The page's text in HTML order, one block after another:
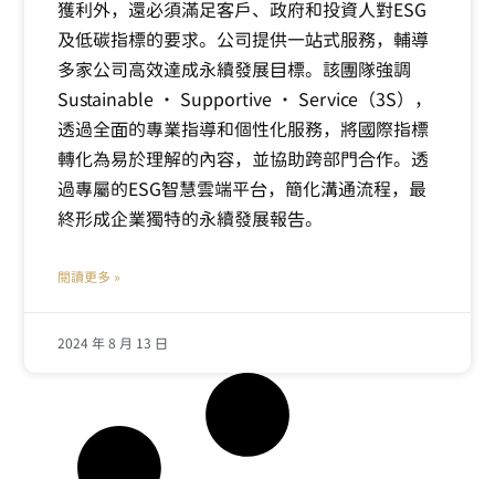
獲利外，還必須滿足客戶、政府和投資人對ESG
及低碳指標的要求。公司提供一站式服務，輔導
多家公司高效達成永續發展目標。該團隊強調
Sustainable ‧ Supportive ‧ Service（3S），
透過全面的專業指導和個性化服務，將國際指標
轉化為易於理解的內容，並協助跨部門合作。透
過專屬的ESG智慧雲端平台，簡化溝通流程，最
終形成企業獨特的永續發展報告。
閱讀更多 »
2024 年 8 月 13 日